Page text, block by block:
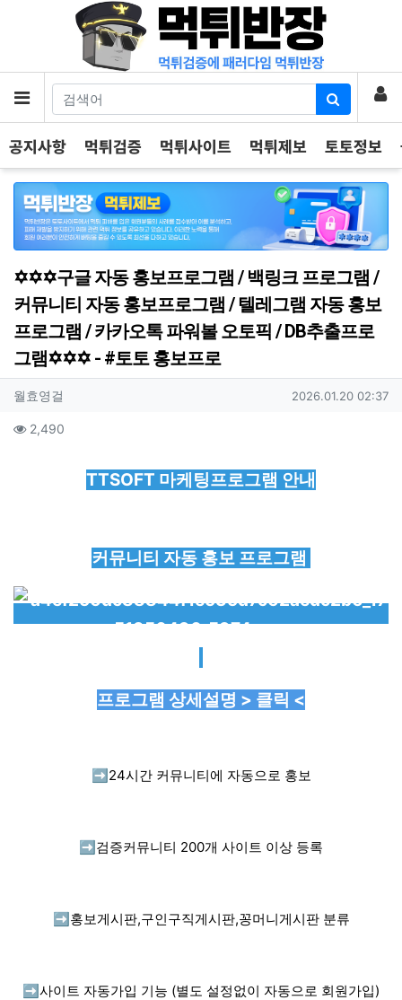
메뉴 로
공지사항 먹튀검증 먹튀사이트 먹튀제보 토토정보
✡️✡️✡️구글 자동 홍보프로그램 / 백링크 프로그램 /
커뮤니티 자동 홍보프로그램 / 텔레그램 자동 홍보
프로그램 / 카카오톡 파워볼 오토픽 / DB추출프로
그램✡️✡️✡️ - #토토 홍보프로
작성자 정보
월효영걸 작성일
2026.01.20 02:37
컨텐츠 정보
2,490
TTSOFT 마케팅프로그램 안내
커뮤니티 자동 홍보 프로그램
프로그램 상세설명 > 클릭 <
➡️ 24시간 커뮤니티에 자동으로 홍보
➡️ 검증커뮤니티 200개 사이트 이상 등록
➡️ 홍보게시판,구인구직게시판,꽁머니게시판 분류
➡️ 사이트 자동가입 기능 (별도 설정없이 자동으로 회원가입)